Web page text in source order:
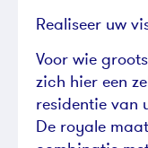
Realiseer uw
Voor wie
zich hier een
residentie van
De royale